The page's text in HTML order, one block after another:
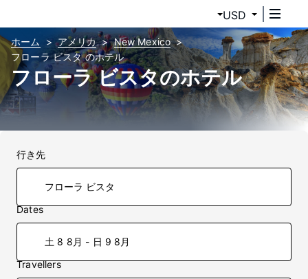
USD
ホーム アメリカ
New Mexico
フローラ ビスタ のホテル
フローラ ビスタのホテル
行き先
Dates
土 8 8月 - 日 9 8月
Travellers